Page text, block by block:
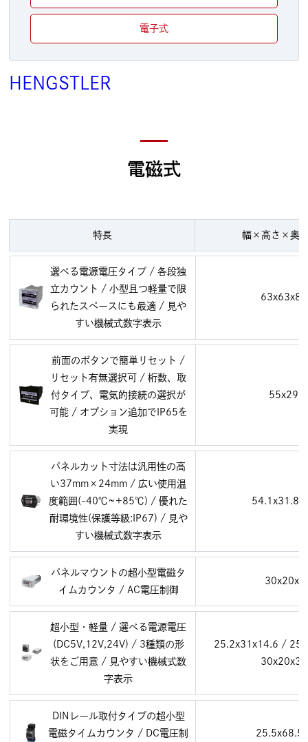
電子式
HENGSTLER
電磁式
特長 幅×高さ×奥
選べる電源電圧タイプ / 各段独
立カウント / 小型且つ軽量で限
られたスペースにも最適 / 見や
すい機械式数字表示
前面のボタンで簡単リセット /
リセット有無選択可 / 桁数、取
付タイプ、電気的接続の選択が
可能 / オプション追加でIP65を
実現
55x29.5
パネルカット寸法は汎用性の高
い37mm×24mm / 広い使用温
度範囲(-40℃~+85℃) / 優れた
耐環境性(保護等級:IP67) / 見や
すい機械式数字表示
パネルマウントの超小型電磁タ
イムカウンタ / AC電圧制御
超小型・軽量 / 選べる電源電圧
(DC5V,12V,24V) / 3種類の形
状をご用意 / 見やすい機械式数
字表示
25.2x31x14.6 /
DINレール取付タイプの超小型
電磁タイムカウンタ / DC電圧制